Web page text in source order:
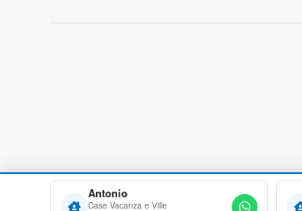
Antonio
Case Vacanza e Ville